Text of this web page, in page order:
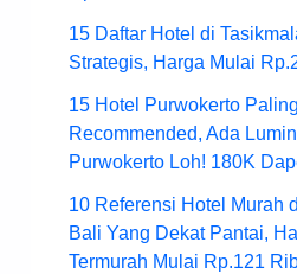
15 Daftar Hotel di
Strategis, Harga Mulai
15 Hotel Purwokerto Paling
Recommended, Ada
Purwokerto Loh! 180K
10 Referensi Hotel Murah
Bali Yang Dekat Pantai,
Termurah Mulai Rp.121